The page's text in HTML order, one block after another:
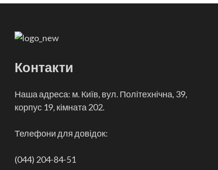
Контакти
Наша адреса: м. Київ, вул. Політехнічна, 39,
корпус 19, кімната 202.
Телефони для довідок:
(044) 204-84-51